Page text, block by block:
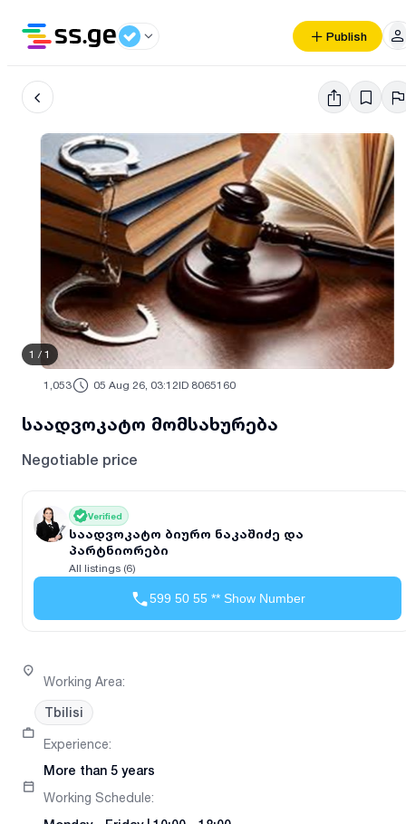
Publish
1 / 1
1,053 05 Aug 26, 03:12ID 8065160
საადვოკატო მომსახურება
Negotiable price
Verified
საადვოკატო ბიურო ნაკაშიძე და
პარტნიორები
All listings (6)
599 50 55 ** Show Number
Working Area:
Tbilisi
Experience:
More than 5 years
Working Schedule: